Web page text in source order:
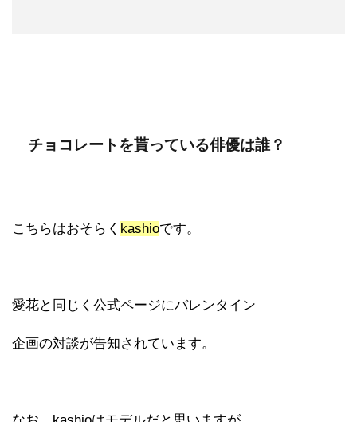
チョコレートを貰っている俳優は誰？
こちらはおそらく kashioです。
愛花と同じく公式ページにバレンタイン
企画の対談が告知されています。